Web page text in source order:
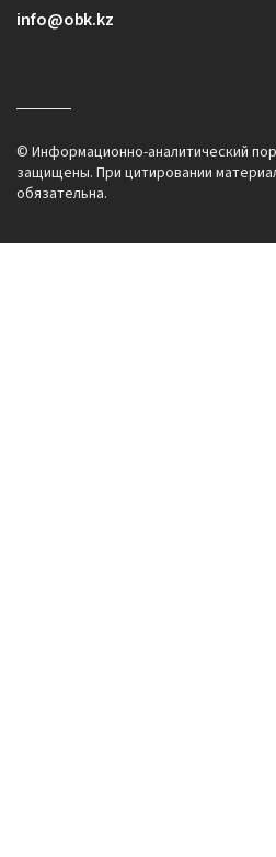
info@obk.kz
© Информационно-аналитический
защищены. При цитировании
обязательна.